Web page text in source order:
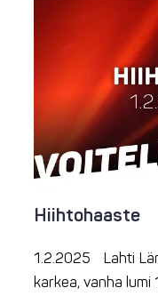
Hiihtohaaste
1.2.2025 Lahti
karkea, vanha lumi